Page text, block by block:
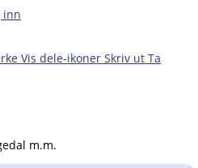
inn
Vis dele-ikoner Skriv ut Ta
m.m.